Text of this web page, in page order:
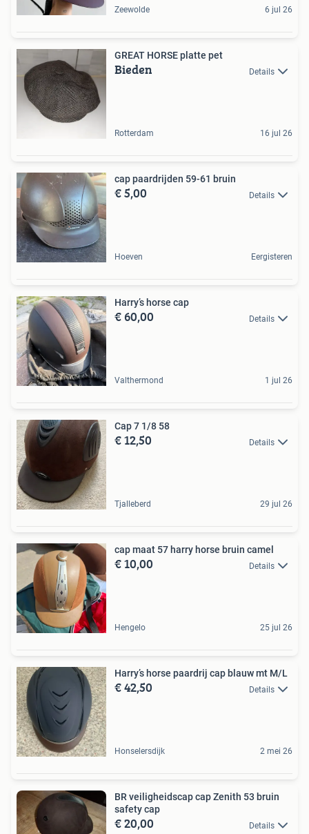
Zeewolde 6 jul 26
GREAT HORSE platte pet
Bieden Details
Rotterdam 16 jul 26
cap paardrijden 59-61 bruin
€ 5,00 Details
Hoeven Eergisteren
Harry’s horse cap
€ 60,00 Details
Valthermond 1 jul 26
Cap 7 1/8 58
€ 12,50 Details
Tjalleberd 29 jul 26
cap maat 57 harry horse bruin camel
€ 10,00 Details
Hengelo 25 jul 26
Harry’s horse paardrij cap blauw mt M/L
€ 42,50 Details
Honselersdijk 2 mei 26
BR veiligheidscap cap Zenith 53 bruin
safety cap
€ 20,00 Details